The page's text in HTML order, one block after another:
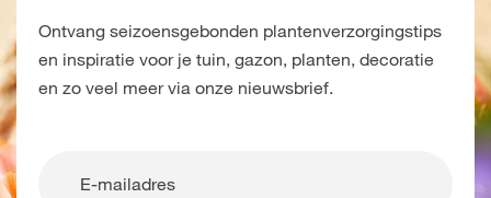
Ontvang seizoensgebonden plantenverzorgingstips
en inspiratie voor je tuin, gazon, planten, decoratie
en zo veel meer via onze nieuwsbrief.